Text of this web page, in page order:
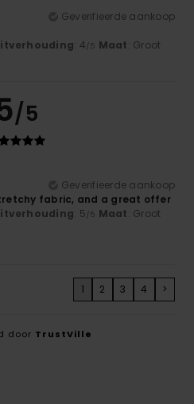
Geverifieerde aankoop
: 4/5 Maat: Groot
/5
Geverifieerde aankoop
fabric, and a great offer
: 5/5 Maat: Groot
1 2 3 4 >
door TrustVille